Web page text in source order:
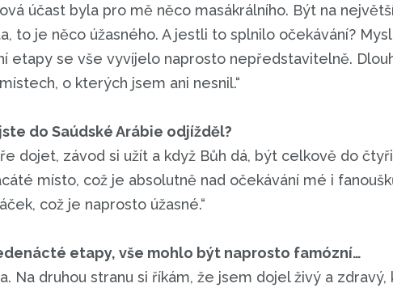
účast byla pro mě něco masákrálního. Být na
to je něco úžasného. A jestli to splnilo očekávání?
etapy se vše vyvíjelo naprosto nepředstavitelně.
o kterých jsem ani nesnil.“
do Saúdské Arábie odjížděl?
dojet, závod si užít a když Bůh dá, být celkově do
místo, což je absolutně nad očekávání mé i
což je naprosto úžasné.“
etapy, vše mohlo být naprosto famózní…
Na druhou stranu si říkám, že jsem dojel živý a